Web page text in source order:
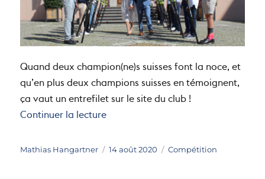
Quand deux champion(ne)s suisses font la noce, et
qu’en plus deux champions suisses en témoignent,
ça vaut un entrefilet sur le site du club !
Continuer la lecturede « Carnet rose »
Auteur
Mathias Hangartner
Publié
14 août 2020 Catégories
Compétition